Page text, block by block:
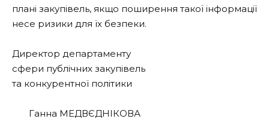
плані закупівель, якщо поширення такої інформації
несе ризики для їх безпеки.
Директор департаменту
сфери публічних закупівель
та конкурентної політики
Ганна МЕДВЄДНІКОВА